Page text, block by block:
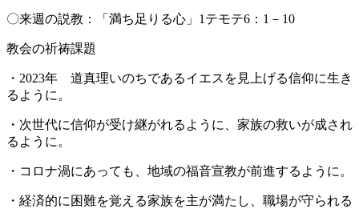
〇来週の説教：「満ち足りる心」1テモテ6：1－10
教会の祈祷課題
・2023年 道真理いのちであるイエスを見上げる信仰に生き
るように。
・次世代に信仰が受け継がれるように、家族の救いが成され
るように。
・コロナ渦にあっても、地域の福音宣教が前進するように。
・経済的に困難を覚える家族を主が満たし、職場が守られる